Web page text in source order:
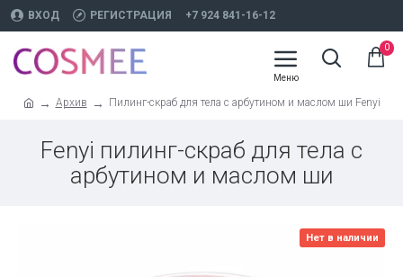
ВХОД РЕГИСТРАЦИЯ +7 924 841-16-12
0
Архив Пилинг-скраб для тела с арбутином и маслом ши Fenyi
Fenyi пилинг-скраб для тела с
арбутином и маслом ши
Нет в наличии